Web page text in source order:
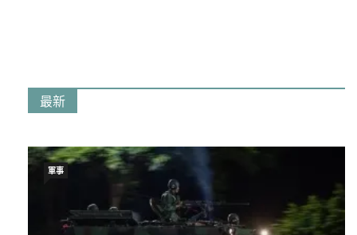
最新
軍事